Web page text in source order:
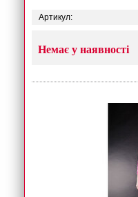
Артикул:
Немає у наявності